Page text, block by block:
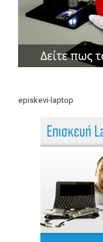
episkevi-laptop